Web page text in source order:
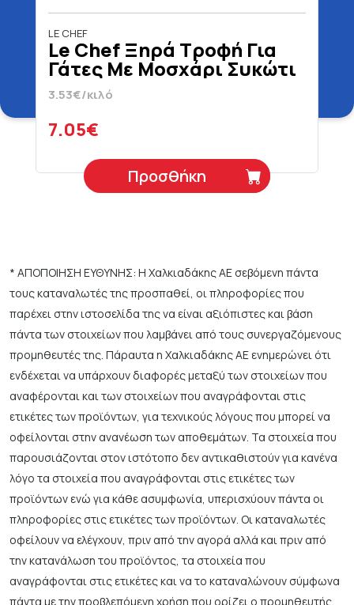
LE CHEF
Le Chef Ξηρά Τροφή Για
Γάτες Με Μοσχάρι Συκώτι
& Λαχανικά 2 kg
3.53€/κιλό
7.05€
Προσθήκη
* ΑΠΟΠΟΙΗΣΗ ΕΥΘΥΝΗΣ: Η Χαλκιαδάκης ΑΕ σεβόμενη πάντα
τους καταναλωτές της προσπαθεί, οι πληροφορίες που
παρέχει στην ιστοσελίδα της να είναι αξιόπιστες και βάση
πάντα των στοιχείων που λαμβάνει από τους συνεργαζόμενους
προμηθευτές της. Πάραυτα η Χαλκιαδάκης ΑΕ ενημερώνει ότι
ενδέχεται να υπάρχουν διαφορές μεταξύ των στοιχείων που
αναφέρονται και των στοιχείων που αναγράφονται στις
ετικέτες των προϊόντων, για τεχνικούς λόγους που μπορεί να
οφείλονται στην ανανέωση των αποθεμάτων. Τα στοιχεία που
παρουσιάζονται στον ιστότοπο δεν αντικαθιστούν για κανένα
λόγο τα στοιχεία που αναγράφονται στις ετικέτες των
προϊόντων ενώ για κάθε ασυμφωνία, υπερισχύουν πάντα οι
πληροφορίες στις ετικέτες των προϊόντων. Οι καταναλωτές
οφείλουν να ελέγχουν, πριν από την αγορά αλλά και πριν από
την κατανάλωση του προϊόντος, τα στοιχεία που
αναγράφονται στις ετικέτες και να το καταναλώνουν σύμφωνα
πάντα με την προβλεπόμενη χρήση που ορίζει ο προμηθευτής.